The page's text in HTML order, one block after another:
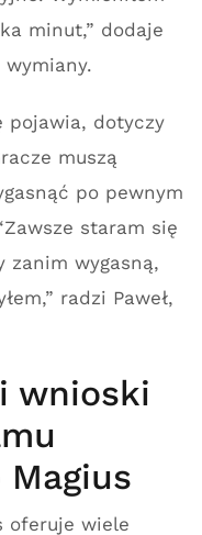
minut,” dodaje
pojawia, dotyczy
muszą
po pewnym
staram się
zanim wygasną,
radzi Paweł,
wnioski
oferuje wiele